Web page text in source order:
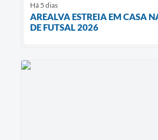
Há 5 dias
AREALVA ESTREIA EM CASA
DE FUTSAL 2026